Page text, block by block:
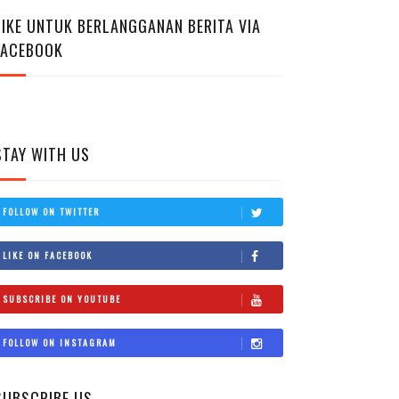
UNTUK BERLANGGANAN BERITA VIA
WITH US
FOLLOW ON TWITTER
LIKE ON FACEBOOK
SUBSCRIBE ON YOUTUBE
FOLLOW ON INSTAGRAM